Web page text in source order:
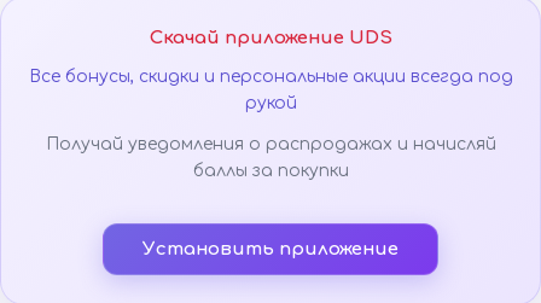
Скачай приложение UDS
Все бонусы, скидки и персональные акции всегда под
рукой
Получай уведомления о распродажах и начисляй
баллы за покупки
Установить приложение